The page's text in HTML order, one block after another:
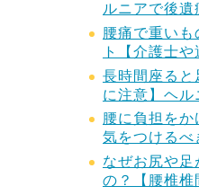
ルニアで後遺
腰痛で重い
ト【介護士や
長時間座ると
に注意】ヘル
腰に負担を
気をつけるべ
なぜお尻や足
の？【腰椎椎